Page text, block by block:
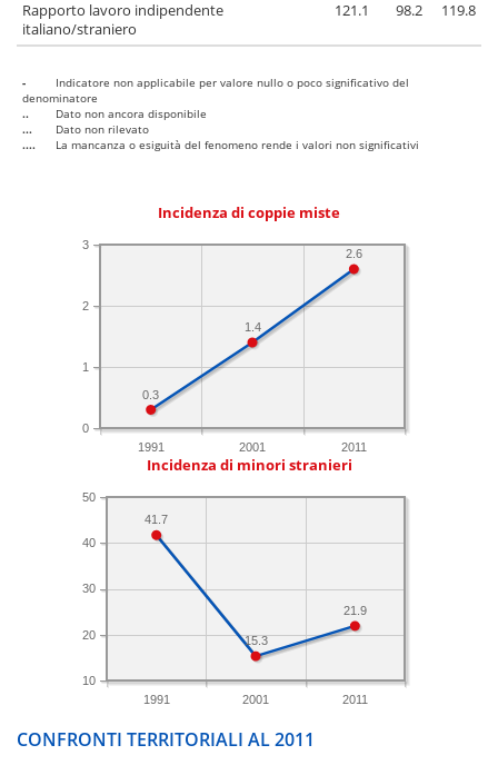
Rapporto lavoro indipendente
italiano/straniero
121.1 98.2 119.8
-
Indicatore non applicabile per valore nullo o poco significativo del
denominatore
..
Dato non ancora disponibile
...
Dato non rilevato
....
La mancanza o esiguità del fenomeno rende i valori non significativi
Incidenza di coppie miste
1991 2001 2011
0
1
2
3
2.6
1.4
0.3
Incidenza di minori stranieri
1991 2001 2011
10
20
30
40
50
21.9
15.3
41.7
CONFRONTI TERRITORIALI AL 2011